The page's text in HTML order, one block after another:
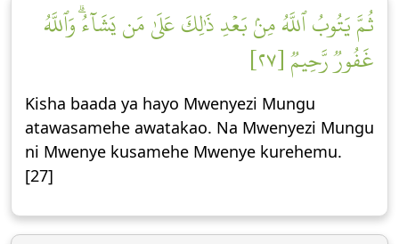
ثُمَّ يَتُوبُ ٱللَّهُ مِنۢ بَعۡدِ ذَٰلِكَ عَلَىٰ مَن يَشَآءُۗ وَٱللَّهُ
غَفُورٞ رَّحِيمٞ [٢٧]
Kisha baada ya hayo Mwenyezi Mungu
atawasamehe awatakao. Na Mwenyezi Mungu
ni Mwenye kusamehe Mwenye kurehemu.
[27]